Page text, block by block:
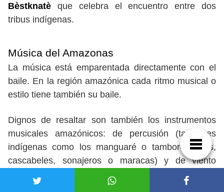
Bèstknatè que celebra el encuentro entre dos
tribus indígenas.
Música del Amazonas
La música está emparentada directamente con el
baile. En la región amazónica cada ritmo musical o
estilo tiene también su baile.
Dignos de resaltar son también los instrumentos
musicales amazónicos: de percusión (tambores
indígenas como los manguaré o tambores altos,
cascabeles, sonajeros o maracas) y de viento
(flautas, trompetas de caña y ceremoniales,
ocarinas o trompetas caracol)